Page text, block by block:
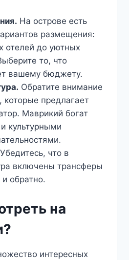
На острове есть
размещения:
отелей до уютных
то, что
вашему бюджету.
Обратите внимание
которые предлагает
Маврикий богат
культурными
Убедитесь, что в
включены трансферы
и обратно.
на
интересных